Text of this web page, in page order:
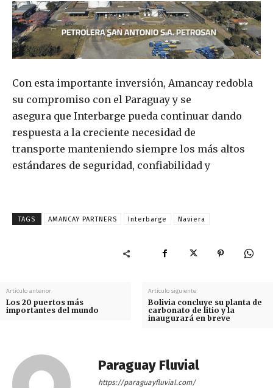
Con esta importante inversión, Amancay redobla
su compromiso con el Paraguay y se
asegura que Interbarge pueda continuar dando
respuesta a la creciente necesidad de
transporte manteniendo siempre los más altos
estándares de seguridad, confiabilidad y
TAGS AMANCAY PARTNERS Interbarge Naviera
Artículo anterior
Los 20 puertos más
importantes del mundo
Artículo siguiente
Bolivia concluye su planta de
carbonato de litio y la
inaugurará en breve
Paraguay Fluvial
https://paraguayfluvial.com/